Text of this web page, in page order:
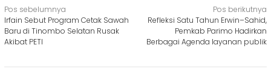
Navigasi
pos
Pos sebelumnya
Irfain Sebut Program Cetak Sawah
Baru di Tinombo Selatan Rusak
Akibat PETI
Pos berikutnya
Refleksi Satu Tahun Erwin–Sahid,
Pemkab Parimo Hadirkan
Berbagai Agenda layanan publik